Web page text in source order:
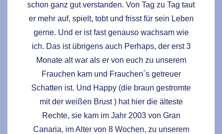
schon ganz gut verstanden. Von Tag zu Tag taut
er mehr auf, spielt, tobt und frisst für sein Leben
gerne. Und er ist fast genauso wachsam wie
ich. Das ist übrigens auch Perhaps, der erst 3
Monate alt war als er von euch zu unserem
Frauchen kam und Frauchen´s getreuer
Schatten ist. Und Happy (die braun gestromte
mit der weißen Brust ) hat hier die älteste
Rechte, sie kam im Jahr 2003 von Gran
Canaria, im Alter von 8 Wochen, zu unserem